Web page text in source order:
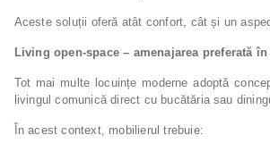
Aceste soluții oferă atât confort, cât și un
Living open-space – amenajarea preferată în
Tot mai multe locuințe moderne adoptă
livingul comunică direct cu bucătăria sau
În acest context, mobilierul trebuie: